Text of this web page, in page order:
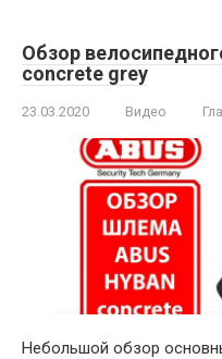
Обзор
concrete grey
23.03.2020 Видео
Небольшой обзор